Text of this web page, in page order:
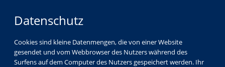
Datenschutz
Cookies sind kleine Datenmengen, die von einer Website
gesendet und vom Webbrowser des Nutzers während des
Surfens auf dem Computer des Nutzers gespeichert werden. Ihr